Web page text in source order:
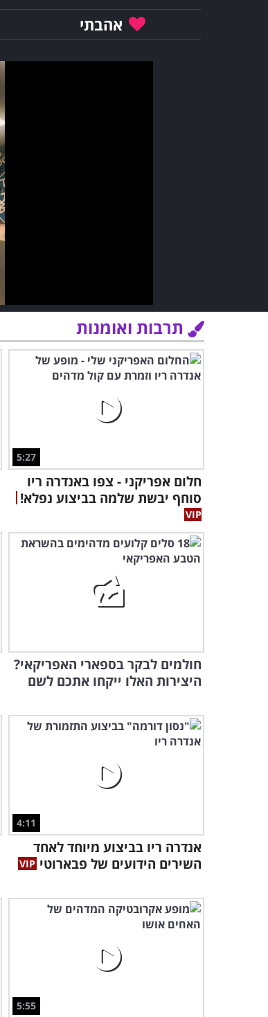
אהבתי
תרבות ואומנות
5:27
חלום אפריקני - צפו באנדרה ריו
סוחף יבשת שלמה בביצוע נפלא!
חולמים לבקר בספארי האפריקאי?
היצירות האלו ייקחו אתכם לשם
4:11
אנדרה ריו בביצוע מיוחד לאחד
השירים הידועים של פבארוטי
5:55